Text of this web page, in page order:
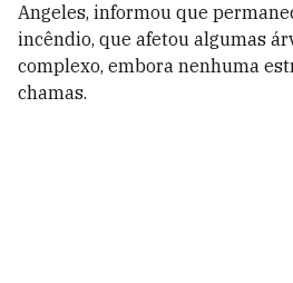
Angeles, informou que
incêndio, que afetou algumas
complexo, embora nenhuma
chamas.